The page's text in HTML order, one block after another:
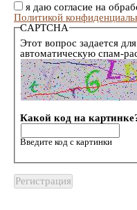
я даю согласие на
Политикой
CAPTCHA
Этот вопрос задается
автоматическую спам-
Какой код на
Введите код с картинки